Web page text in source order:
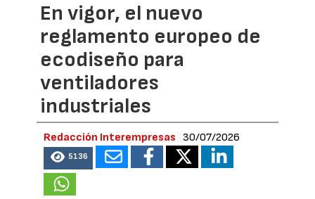
En vigor, el nuevo
reglamento europeo de
ecodiseño para
ventiladores
industriales
Redacción Interempresas 30/07/2026
5136